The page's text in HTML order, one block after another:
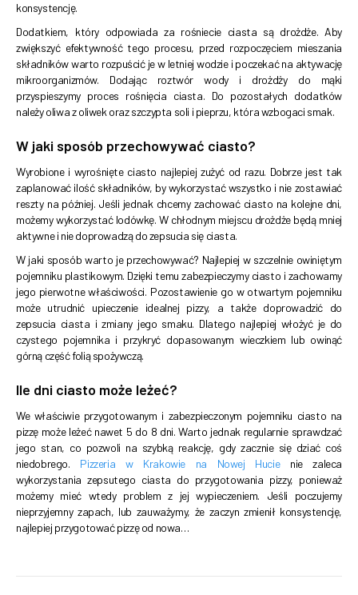
konsystencję.
Dodatkiem, który odpowiada za rośniecie ciasta są drożdże. Aby
zwiększyć efektywność tego procesu, przed rozpoczęciem mieszania
składników warto rozpuścić je w letniej wodzie i poczekać na aktywację
mikroorganizmów. Dodając roztwór wody i drożdży do mąki
przyspieszymy proces rośnięcia ciasta. Do pozostałych dodatków
należy oliwa z oliwek oraz szczypta soli i pieprzu, która wzbogaci smak.
W jaki sposób przechowywać ciasto?
Wyrobione i wyrośnięte ciasto najlepiej zużyć od razu. Dobrze jest tak
zaplanować ilość składników, by wykorzystać wszystko i nie zostawiać
reszty na później. Jeśli jednak chcemy zachować ciasto na kolejne dni,
możemy wykorzystać lodówkę. W chłodnym miejscu drożdże będą mniej
aktywne i nie doprowadzą do zepsucia się ciasta.
W jaki sposób warto je przechowywać? Najlepiej w szczelnie owiniętym
pojemniku plastikowym. Dzięki temu zabezpieczymy ciasto i zachowamy
jego pierwotne właściwości. Pozostawienie go w otwartym pojemniku
może utrudnić upieczenie idealnej pizzy, a także doprowadzić do
zepsucia ciasta i zmiany jego smaku. Dlatego najlepiej włożyć je do
czystego pojemnika i przykryć dopasowanym wieczkiem lub owinąć
górną część folią spożywczą.
Ile dni ciasto może leżeć?
We właściwie przygotowanym i zabezpieczonym pojemniku ciasto na
pizzę może leżeć nawet 5 do 8 dni. Warto jednak regularnie sprawdzać
jego stan, co pozwoli na szybką reakcję, gdy zacznie się dziać coś
niedobrego. Pizzeria w Krakowie na Nowej Hucienie zaleca
wykorzystania zepsutego ciasta do przygotowania pizzy, ponieważ
możemy mieć wtedy problem z jej wypieczeniem. Jeśli poczujemy
nieprzyjemny zapach, lub zauważymy, że zaczyn zmienił konsystencję,
najlepiej przygotować pizzę od nowa…